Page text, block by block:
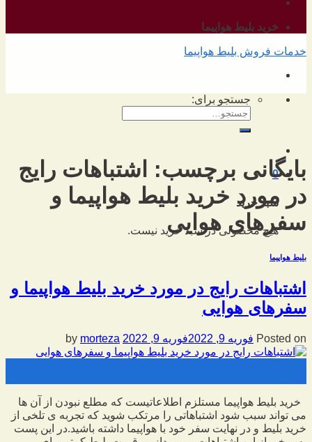
خرید بلیط هواپیما
خدمات فروش بلیط هواپیما
جستجو برای:
0
سبد خرید
هیچ محصولی در سبد خرید نیست.
بایگانی برچسب:
اشتباهات رایج
در مورد خرید بلیط هواپیما و
سفرهای هوایی
بلیط هواپیما
اشتباهات رایج در مورد خرید بلیط هواپیما و
سفرهای هوایی
Posted on فوریه 9, 2022 فوریه 9, 2022 morteza
خرید بلیط هواپیما مستلزم اطلاعاتیست که مطلع نبودن از آن ها
می تواند سبب شود اشتباهاتی را مرتکب شوید که تجربه ی تلخی از
خرید بلیط و در نهایت سفر خود با هواپیما داشته باشید.در این پست